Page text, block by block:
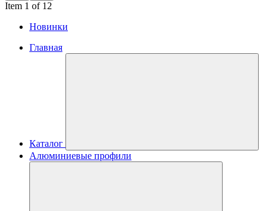
Item 1 of 12
Новинки
Главная
Каталог
Алюминиевые профили